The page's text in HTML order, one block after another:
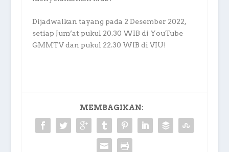
Dijadwalkan tayang pada 2 Desember 2022,
setiap Jum’at pukul 20.30 WIB di YouTube
GMMTV dan pukul 22.30 WIB di VIU!
MEMBAGIKAN: